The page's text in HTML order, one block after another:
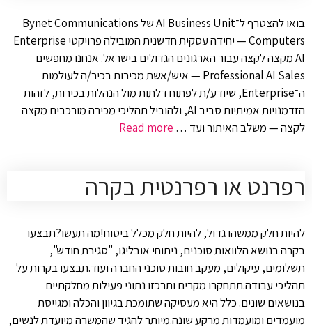
בואו להצטרף ל־AI Business Unit של Bynet Communications
Computers — יחידה עסקית חדשנית המובילה פרויקטי Enterprise
AI מקצה לקצה עבור הארגונים הגדולים בישראל. אנחנו מחפשים
Professional AI Sales — איש/אשת מכירות בכיר/ה לעולמות
ה־Enterprise, שיודע/ת לפתוח דלתות מול הנהלות בכירות, לזהות
הזדמנויות אמיתיות סביב AI, ולהוביל תהליכי מכירה מורכבים מקצה
לקצה — משלב האיתור ועד … Read more
רפרנט או רפרנטית בקרה
להיות חלק ממשהו גדול, להיות חלק מכלל ביטוח!מה תעשו?תבצעו
בקרה בנושא הלוואות סוכנים, ניתוחי אובליגו, "סגירת חודש",
תשלומים, עיקולים, מעקב חובות סוכני החברה ועוד.תבצעו בקרות על
תהליכי עבודה.תתחקרו מקרים ותרכזו נתוני פעילות מחלקתיים
בנושאים שונים. כלל היא מעסיקה שתומכת בגיוון והכלה ומגייסת
מועמדים ומועמדות מרקע שונה.מיותר להגיד שהמשרה מיועדת לנשים,